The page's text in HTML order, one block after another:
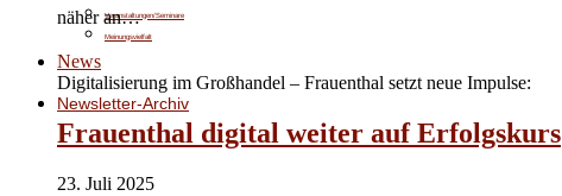
Veranstaltungen/Seminare
Meinungsvielfalt
Newsletter-Archiv
näher an…
News
Digitalisierung im Großhandel – Frauenthal setzt neue Impulse:
Frauenthal digital weiter auf Erfolgskurs
23. Juli 2025